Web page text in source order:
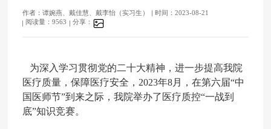
作者：谭婉燕、戴佳慧、戴李怡（实习生）
时间：2023-08-21
阅读量：9563
分享：
为深入学习贯彻党的二十大精神，进一步提高我院
医疗质量，保障医疗安全，2023年8月，在第六届“中
国医师节”到来之际，我院举办了医疗质控“一战到
底”知识竞赛。